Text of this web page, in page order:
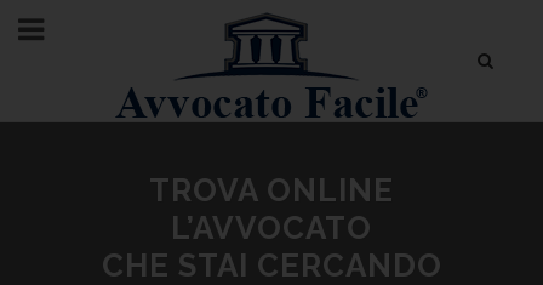
TROVA ONLINE
L’AVVOCATO
CHE STAI CERCANDO